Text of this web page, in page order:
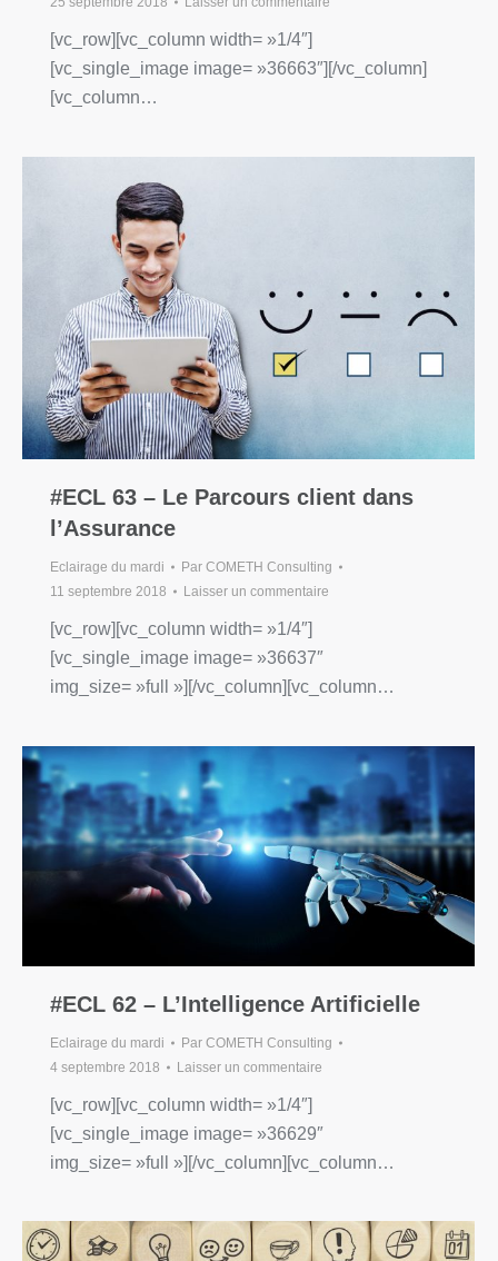
[vc_row][vc_column width= »1/4″]
[vc_single_image image= »36663″][/vc_column]
[vc_column…
#ECL 63 – Le Parcours client dans
l’Assurance
Eclairage du mardi Par COMETH Consulting
11 septembre 2018
Laisser un commentaire
[vc_row][vc_column width= »1/4″]
[vc_single_image image= »36637″
img_size= »full »][/vc_column][vc_column…
#ECL 62 – L’Intelligence Artificielle
Eclairage du mardi Par COMETH Consulting
4 septembre 2018
Laisser un commentaire
[vc_row][vc_column width= »1/4″]
[vc_single_image image= »36629″
img_size= »full »][/vc_column][vc_column…